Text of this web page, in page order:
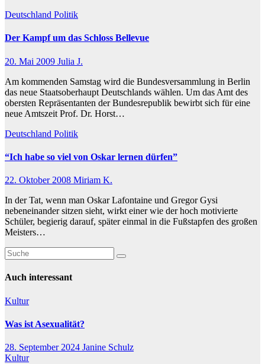
Deutschland Politik
Der Kampf um das Schloss Bellevue
20. Mai 2009 Julia J.
Am kommenden Samstag wird die Bundesversammlung in Berlin
das neue Staatsoberhaupt Deutschlands wählen. Um das Amt des
obersten Repräsentanten der Bundesrepublik bewirbt sich für eine
neue Amtszeit Prof. Dr. Horst…
Deutschland Politik
“Ich habe so viel von Oskar lernen dürfen”
22. Oktober 2008 Miriam K.
In der Tat, wenn man Oskar Lafontaine und Gregor Gysi
nebeneinander sitzen sieht, wirkt einer wie der hoch motivierte
Schüler, begierig darauf, später einmal in die Fußstapfen des großen
Meisters…
Auch interessant
Kultur
Was ist Asexualität?
28. September 2024 Janine Schulz
Kultur